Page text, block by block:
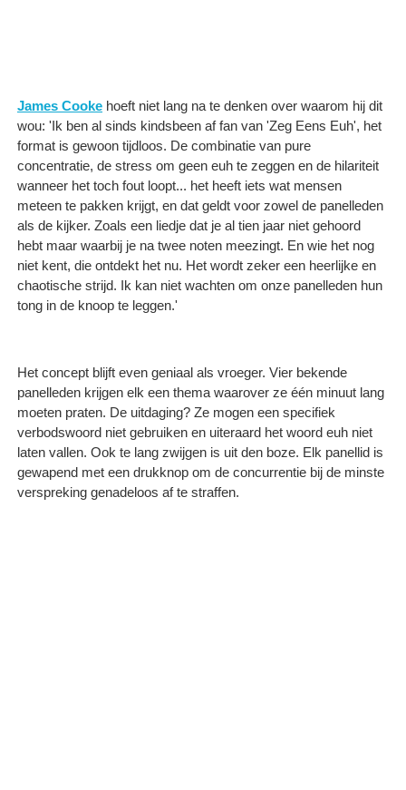
James Cooke hoeft niet lang na te denken over waarom hij dit
wou: 'Ik ben al sinds kindsbeen af fan van 'Zeg Eens Euh', het
format is gewoon tijdloos. De combinatie van pure
concentratie, de stress om geen euh te zeggen en de hilariteit
wanneer het toch fout loopt... het heeft iets wat mensen
meteen te pakken krijgt, en dat geldt voor zowel de panelleden
als de kijker. Zoals een liedje dat je al tien jaar niet gehoord
hebt maar waarbij je na twee noten meezingt. En wie het nog
niet kent, die ontdekt het nu. Het wordt zeker een heerlijke en
chaotische strijd. Ik kan niet wachten om onze panelleden hun
tong in de knoop te leggen.'
Het concept blijft even geniaal als vroeger. Vier bekende
panelleden krijgen elk een thema waarover ze één minuut lang
moeten praten. De uitdaging? Ze mogen een specifiek
verbodswoord niet gebruiken en uiteraard het woord euh niet
laten vallen. Ook te lang zwijgen is uit den boze. Elk panellid is
gewapend met een drukknop om de concurrentie bij de minste
verspreking genadeloos af te straffen.